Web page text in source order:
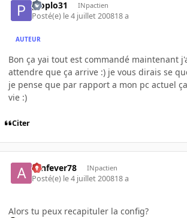
ploplo31 INpactien
Posté(e) le 4 juillet 200818 a
AUTEUR
Bon ça yai tout est commandé maintenant
attendre que ça arrive :) je vous dirais se
je pense que par rapport a mon pc actuel
vie :)
Citer
aznfever78 INpactien
Posté(e) le 4 juillet 200818 a
Alors tu peux recapituler la config?